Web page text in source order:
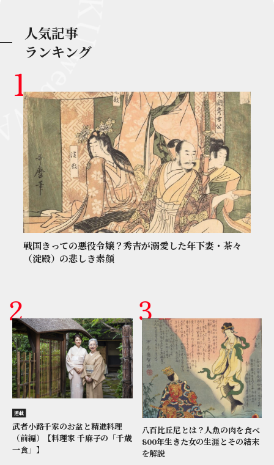
人気記事
ランキング
戦国きっての悪役令嬢？秀吉が溺愛した年下妻・茶々
（淀殿）の悲しき素顔
連載
武者小路千家のお盆と精進料理
（前編）【料理家 千麻子の「千歳
一食」】
八百比丘尼とは？人魚の肉を食べ
800年生きた女の生涯とその結末
を解説